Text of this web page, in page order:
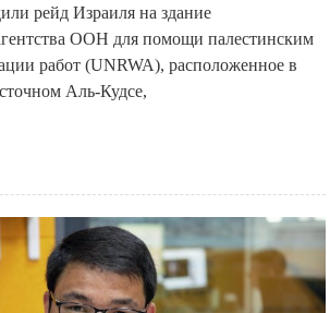
рейд Израиля на здание
ООН для помощи палестинским
работ (UNRWA), расположенное в
Аль‑Кудсе,